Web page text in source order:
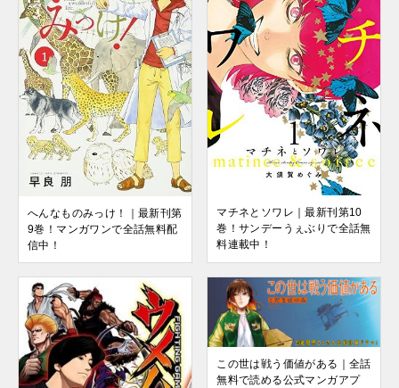
へんなものみっけ！｜最新刊第
9巻！マンガワンで全話無料配
信中！
マチネとソワレ｜最新刊第10
巻！サンデーうぇぶりで全話無
料連載中！
この世は戦う価値がある｜全話
無料で読める公式マンガアプ